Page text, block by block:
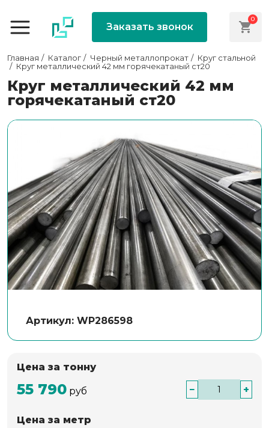
Заказать звонок
0
Главная Каталог Черный металлопрокат
Круг стальной
Круг металлический 42 мм горячекатаный ст20
Круг металлический 42 мм
горячекатаный ст20
Артикул: WP286598
Цена за тонну
55 790 руб − +
Цена за метр